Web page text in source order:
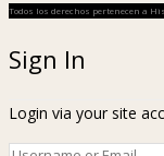
Todos los derechos pertenecen a
Sign In
Login via your site